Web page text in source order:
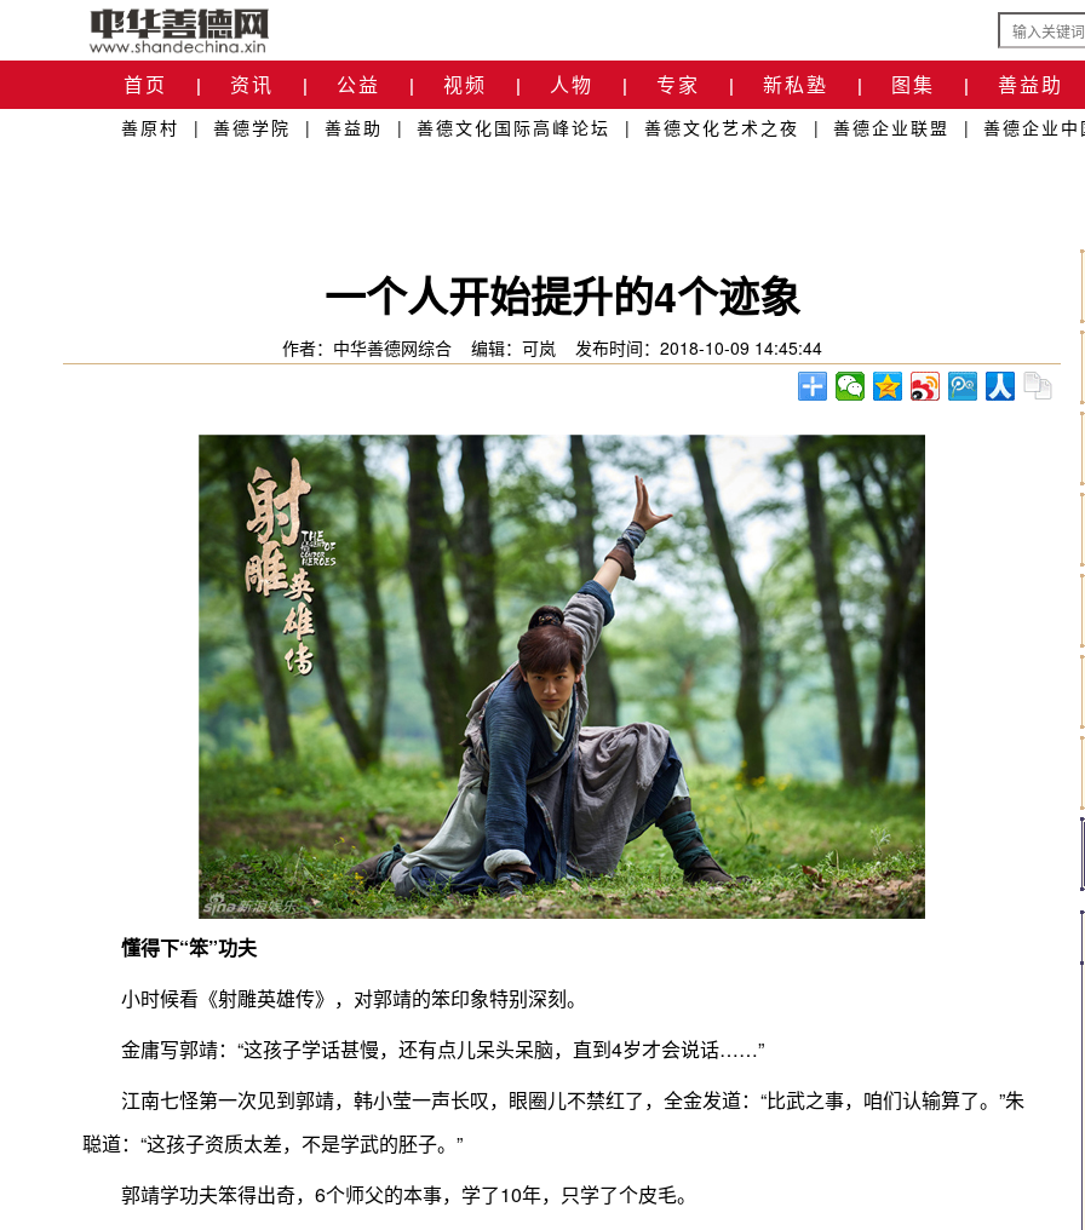
首页 | 资讯 | 公益 | 视频 | 人物 | 专家 | 新私塾 | 图集 | 善益助
关于我们
善原村 | 善德学院 | 善益助 | 善德文化国际高峰论坛 | 善德文化艺术之夜 | 善德企业联盟 | 善德企业中
一个人开始提升的4个迹象
作者：中华善德网综合 编辑：可岚 发布时间：2018-10-09 14:45:44
懂得下“笨”功夫
小时候看《射雕英雄传》，对郭靖的笨印象特别深刻。
金庸写郭靖：“这孩子学话甚慢，还有点儿呆头呆脑，直到4岁才会说话……”
江南七怪第一次见到郭靖，韩小莹一声长叹，眼圈儿不禁红了，全金发道：“比武之事，咱们认输算了。”朱
聪道：“这孩子资质太差，不是学武的胚子。”
郭靖学功夫笨得出奇，6个师父的本事，学了10年，只学了个皮毛。